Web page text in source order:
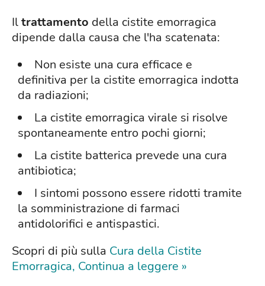
Iltrattamento della cistite emorragica
dipende dalla causa che l'ha scatenata:
Non esiste una cura efficace e
definitiva per la cistite emorragica indotta
da radiazioni;
La cistite emorragica virale si risolve
spontaneamente entro pochi giorni;
La cistite batterica prevede una cura
antibiotica;
I sintomi possono essere ridotti tramite
la somministrazione di farmaci
antidolorifici e antispastici.
Scopri di più sulla Cura della Cistite
Emorragica, Continua a leggere »